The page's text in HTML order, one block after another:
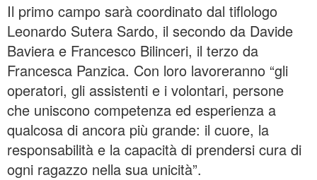
Il primo campo sarà coordinato dal tiflologo
Leonardo Sutera Sardo, il secondo da Davide
Baviera e Francesco Bilinceri, il terzo da
Francesca Panzica. Con loro lavoreranno “gli
operatori, gli assistenti e i volontari, persone
che uniscono competenza ed esperienza a
qualcosa di ancora più grande: il cuore, la
responsabilità e la capacità di prendersi cura di
ogni ragazzo nella sua unicità”.